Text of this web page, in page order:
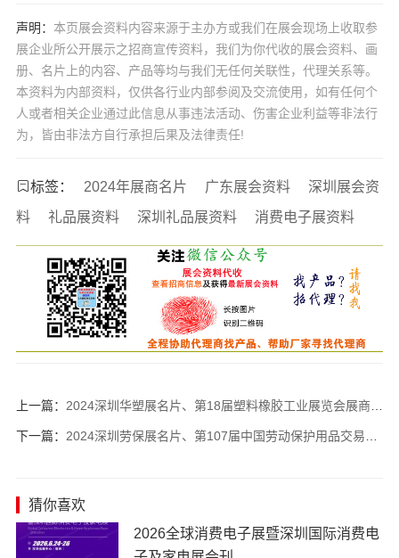
声明： 本页展会资料内容来源于主办方或我们在展会现场上收取参
展企业所公开展示之招商宣传资料，我们为你代收的展会资料、画
册、名片上的内容、产品等均与我们无任何关联性，代理关系等。
本资料为内部资料，仅供各行业内部参阅及交流使用，如有任何个
人或者相关企业通过此信息从事违法活动、伤害企业利益等非法行
为，皆由非法方自行承担后果及法律责任!
标签： 2024年展商名片 广东展会资料
深圳展会资
料
礼品展资料 深圳礼品展资料 消费电子展资料
上一篇： 2024深圳华塑展名片、第18届塑料橡胶工业展览会展商名片【301张】
下一篇： 2024深圳劳保展名片、第107届中国劳动保护用品交易会展商名片【567张】CIOSH劳保会
猜你喜欢
​2026全球消费电子展暨深圳国际消费电